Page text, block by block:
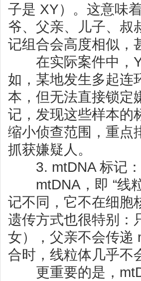
子是 XY）。这意味
爷、父亲、儿子、叔
记组合会高度相似，
在实际案件中，Y
如，某地发生多起连
本，但无法直接锁定
记，发现这些样本的
缩小侦查范围，重点
抓获嫌疑人。
3. mtDNA 标记：
mtDNA，即 “线粒
记不同，它不在细胞
遗传方式也很特别：
女），父亲不会传
合时，线粒体几乎不
更重要的是，